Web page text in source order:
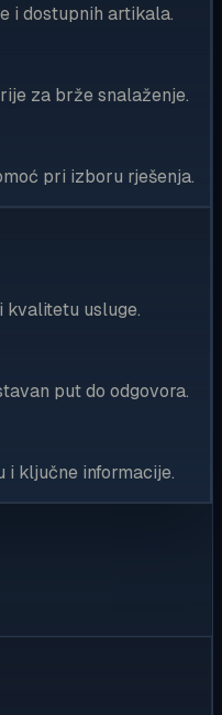
i dostupnih artikala.
za brže snalaženje.
pri izboru rješenja.
kvalitetu usluge.
put do odgovora.
i ključne informacije.